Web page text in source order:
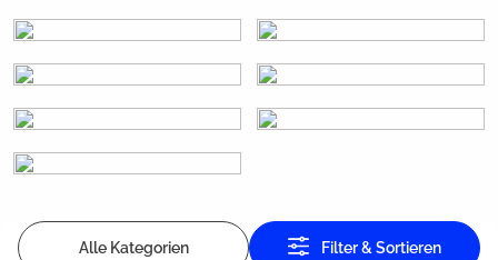
Alle Kategorien Filter & Sortieren